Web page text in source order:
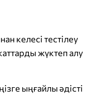
келесі тестілеу
жүктеп алу
ыңғайлы әдісті